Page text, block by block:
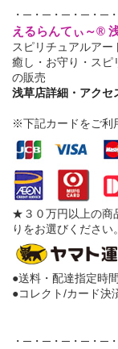
・─・─・─・─・─
えるらんてぃ～®
スピリチュアルア
癒し・お守り・スピ
の販売
浅草店詳細・アクセ
※下記カードをご利
★３０万円以上の商
りをお選びください。
●送料・配達指定時
●コレクト/カード決
・─・─・─・─・─